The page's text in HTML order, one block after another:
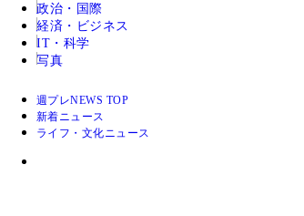
政治・国際
経済・ビジネス
IT・科学
写真
週プレNEWS TOP
新着ニュース
ライフ・文化ニュース